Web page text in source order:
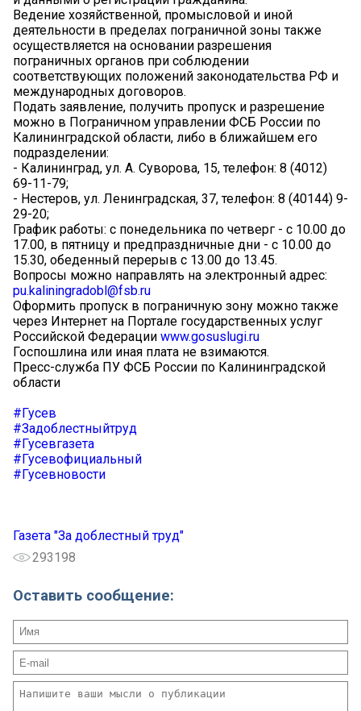
Ведение хозяйственной, промысловой и иной
деятельности в пределах пограничной зоны также
осуществляется на основании разрешения
пограничных органов при соблюдении
соответствующих положений законодательства РФ и
международных договоров.
Подать заявление, получить пропуск и разрешение
можно в Пограничном управлении ФСБ России по
Калининградской области, либо в ближайшем его
подразделении:
- Калининград, ул. А. Суворова, 15, телефон: 8 (4012)
69-11-79;
- Нестеров, ул. Ленинградская, 37, телефон: 8 (40144) 9-
29-20;
График работы: с понедельника по четверг - с 10.00 до
17.00, в пятницу и предпраздничные дни - с 10.00 до
15.30, обеденный перерыв с 13.00 до 13.45.
Вопросы можно направлять на электронный адрес:
pu.kaliningradobl@fsb.ru
Оформить пропуск в пограничную зону можно также
через Интернет на Портале государственных услуг
Российской Федерации www.gosuslugi.ru
Госпошлина или иная плата не взимаются.
Пресс-служба ПУ ФСБ России по Калининградской
области
#Гусев
#Задоблестныйтруд
#Гусевгазета
#Гусевофициальный
#Гусевновости
Газета "За доблестный труд"
293198
Оставить сообщение: